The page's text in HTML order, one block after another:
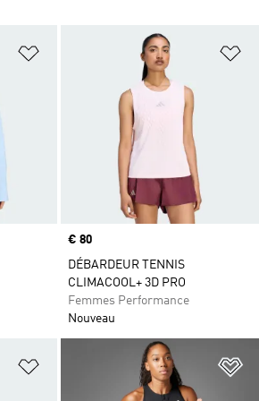
Ajouter à la Liste de produits
Prix
€ 80
DÉBARDEUR TENNIS
CLIMACOOL+ 3D PRO
Femmes Performance
Nouveau
Ajouter à la Liste de produits